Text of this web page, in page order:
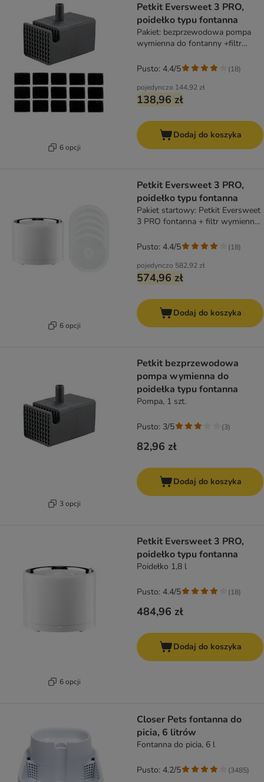
6 opcji
Petkit Eversweet 3 PRO,
poidełko typu fontanna
Pakiet: bezprzewodowa pompa
wymienna do fontanny +filtr
pompy
pojedynczo 144,92 zł
138,96 zł
Pusto: 4.4/5 (18)
Dodaj do koszyka
6 opcji
Petkit Eversweet 3 PRO,
poidełko typu fontanna
Pakiet startowy: Petkit Eversweet
3 PRO fontanna + filtr wymienny
pojedynczo 582,92 zł
574,96 zł
Pusto: 4.4/5 (18)
Dodaj do koszyka
3 opcji
Petkit bezprzewodowa
pompa wymienna do
poidełka typu fontanna
Pompa, 1 szt.
82,96 zł
Pusto: 3/5 (3)
Dodaj do koszyka
6 opcji
Petkit Eversweet 3 PRO,
poidełko typu fontanna
Poidełko 1,8 l
484,96 zł
Pusto: 4.4/5 (18)
Dodaj do koszyka
Closer Pets fontanna do
picia, 6 litrów
Fontanna do picia, 6 l
Pusto: 4.2/5 (3485)